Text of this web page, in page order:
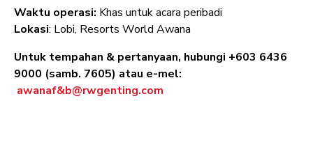
Waktu operasi: Khas untuk acara peribadi
Lokasi: Lobi, Resorts World Awana
Untuk tempahan & pertanyaan, hubungi +603 6436
9000 (samb. 7605) atau e-mel:
awanaf&b@rwgenting.com